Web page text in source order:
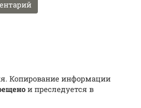
Копирование информации
и преследуется в